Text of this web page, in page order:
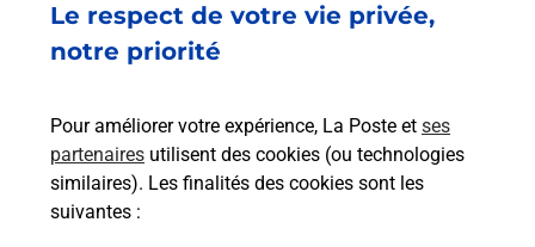
Le respect de votre vie privée,
notre priorité
Pour améliorer votre expérience, La Poste et ses
partenaires utilisent des cookies (ou technologies
similaires). Les finalités des cookies sont les
suivantes :
Services
En savoir plus